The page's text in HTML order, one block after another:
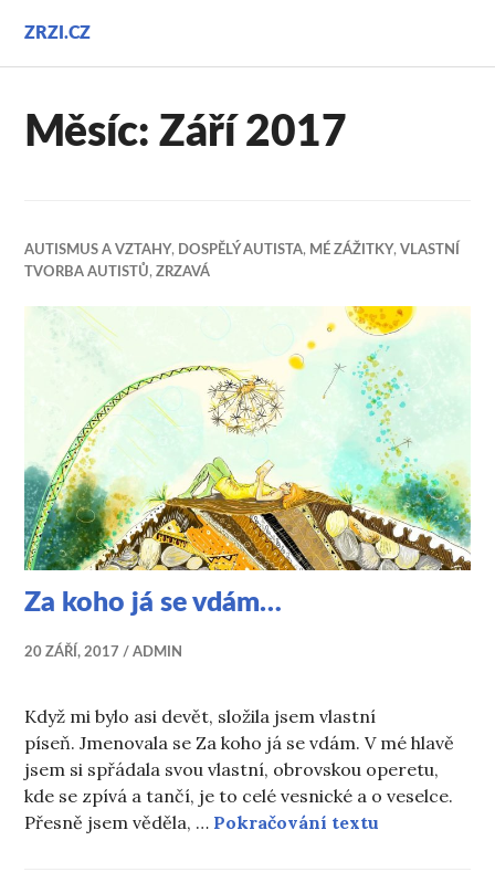
obsahu
ZRZI.CZ
Měsíc:Září 2017
AUTISMUS A VZTAHY, DOSPĚLÝ AUTISTA, MÉ ZÁŽITKY,VLASTNÍ
TVORBA AUTISTŮ,ZRZAVÁ
Za koho já se vdám…
20 ZÁŘÍ, 2017 ADMIN
Když mi bylo asi devět, složila jsem vlastní
píseň. Jmenovala se Za koho já se vdám. V mé hlavě
jsem si spřádala svou vlastní, obrovskou operetu,
kde se zpívá a tančí, je to celé vesnické a o veselce.
Přesně jsem věděla, … Pokračování textu